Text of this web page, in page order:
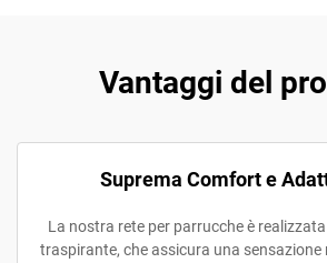
Vantaggi del
Suprema Comfort e
La nostra rete per parrucche è
traspirante, che assicura una